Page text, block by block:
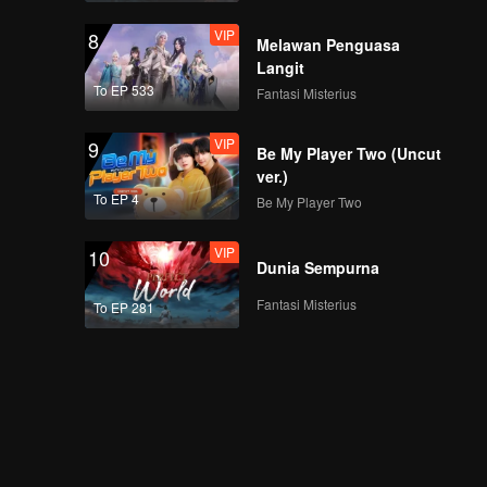
8
To EP 533
VIP
Melawan Penguasa
Langit
Fantasi Misterius
9
To EP 4
VIP
Be My Player Two (Uncut
ver.)
Be My Player Two
10
To EP 281
VIP
Dunia Sempurna
Fantasi Misterius